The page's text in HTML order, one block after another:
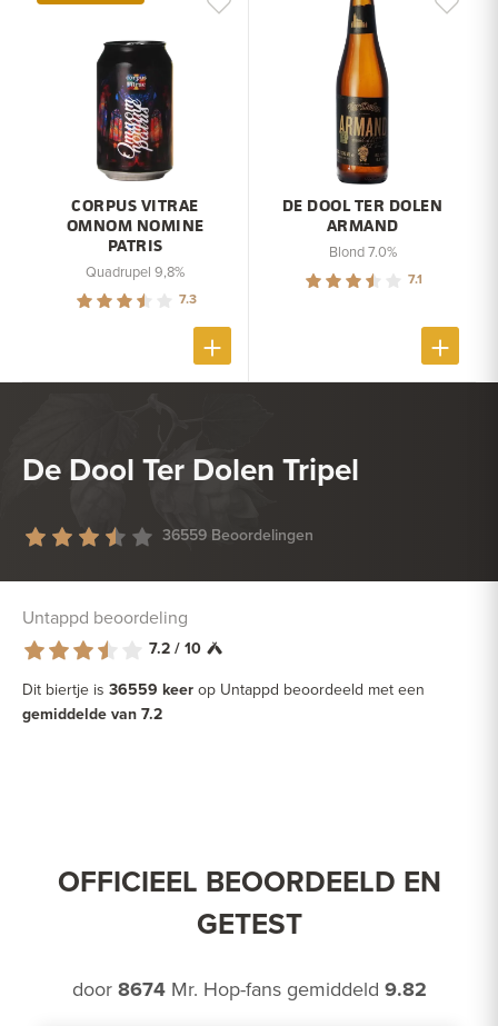
CORPUS VITRAE
OMNOM NOMINE
PATRIS
Quadrupel 9,8%
7.3
DE DOOL TER DOLEN
ARMAND
Blond 7.0%
7.1
De Dool Ter Dolen Tripel
36559 Beoordelingen
Untappd beoordeling
7.2 / 10
Dit biertje is 36559 keer op Untappd beoordeeld met een
gemiddelde van 7.2
OFFICIEEL BEOORDEELD EN
GETEST
door 8674Mr. Hop-fans gemiddeld 9.82